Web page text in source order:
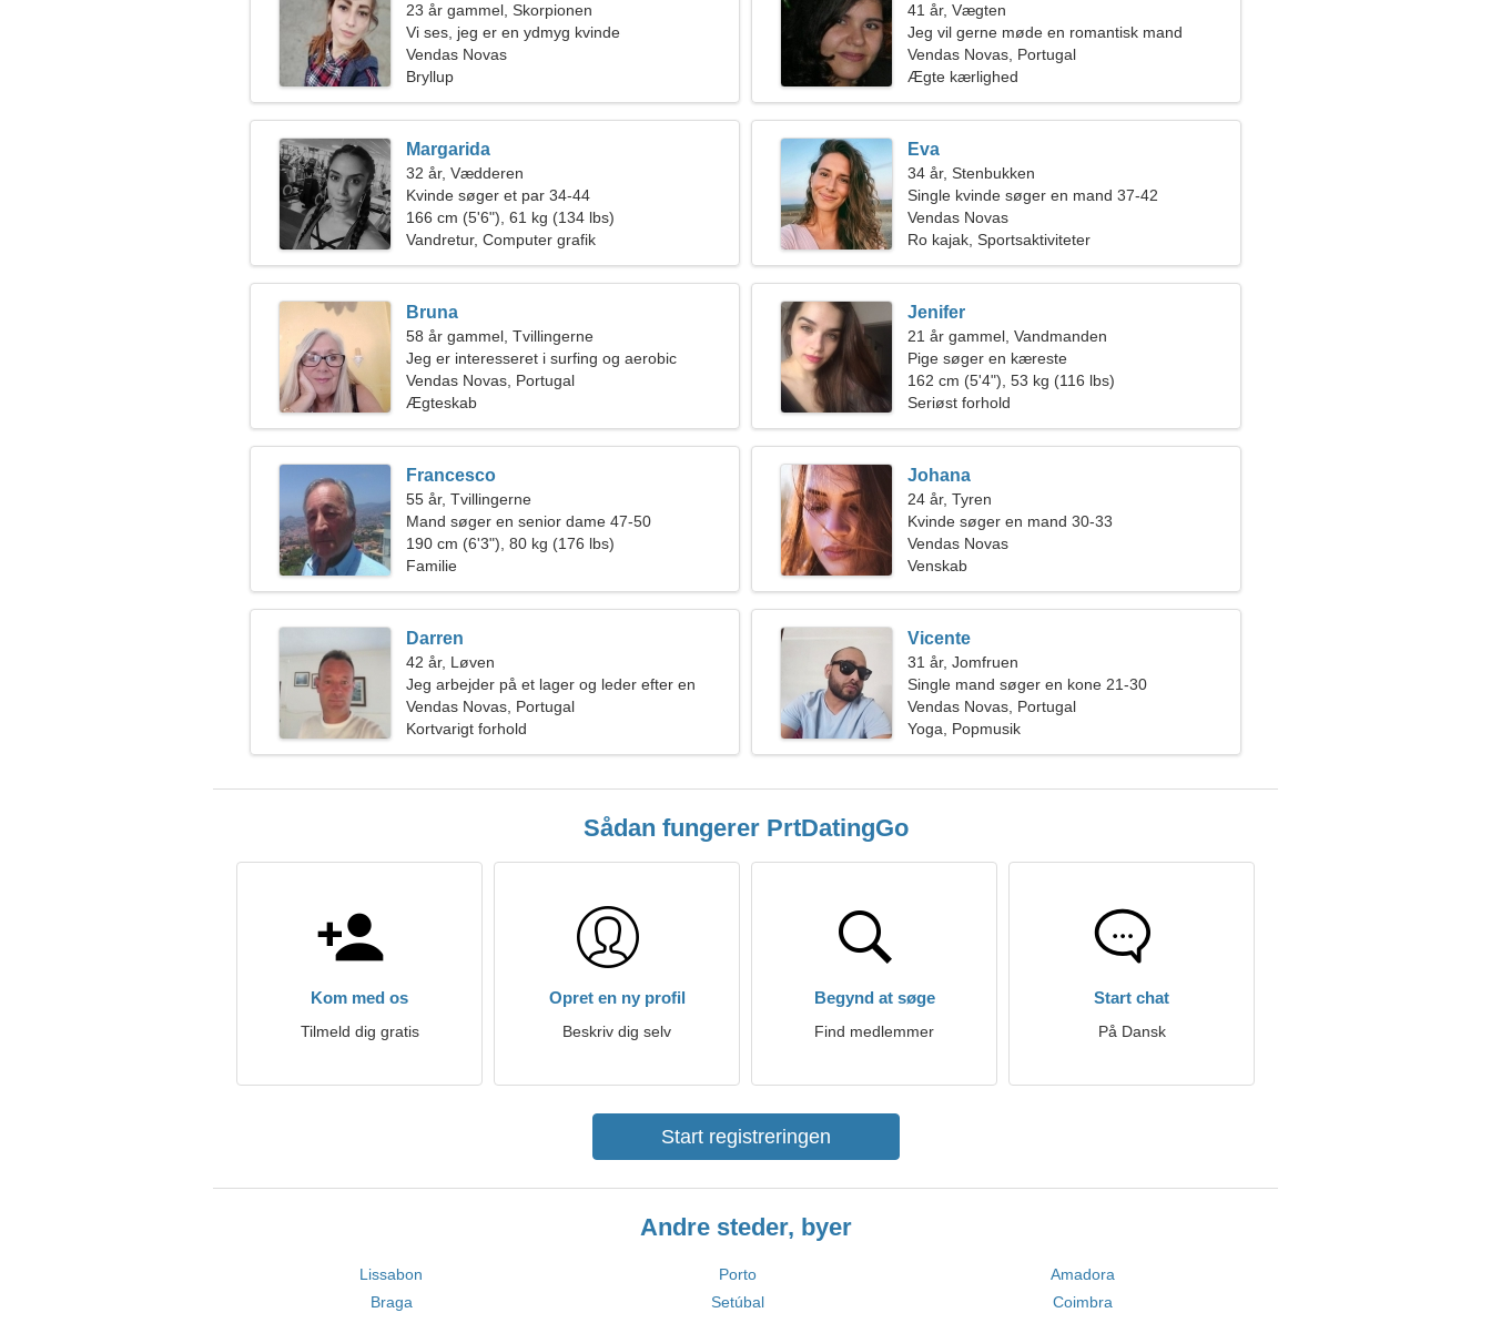
23 år gammel, Skorpionen
Vi ses, jeg er en ydmyg kvinde
Vendas Novas
Bryllup
41 år, Vægten
Jeg vil gerne møde en romantisk mand
Vendas Novas, Portugal
Ægte kærlighed
Margarida
32 år, Vædderen
Kvinde søger et par 34-44
166 cm (5'6"), 61 kg (134 lbs)
Vandretur, Computer grafik
Eva
34 år, Stenbukken
Single kvinde søger en mand 37-42
Vendas Novas
Ro kajak, Sportsaktiviteter
Bruna
58 år gammel, Tvillingerne
Jeg er interesseret i surfing og aerobic
Vendas Novas, Portugal
Ægteskab
Jenifer
21 år gammel, Vandmanden
Pige søger en kæreste
162 cm (5'4"), 53 kg (116 lbs)
Seriøst forhold
Francesco
55 år, Tvillingerne
Mand søger en senior dame 47-50
190 cm (6'3"), 80 kg (176 lbs)
Familie
Johana
24 år, Tyren
Kvinde søger en mand 30-33
Vendas Novas
Venskab
Darren
42 år, Løven
Jeg arbejder på et lager og leder efter en
smuk kvinde
Vendas Novas, Portugal
Kortvarigt forhold
Vicente
31 år, Jomfruen
Single mand søger en kone 21-30
Vendas Novas, Portugal
Yoga, Popmusik
Sådan fungerer PrtDatingGo
Kom med os
Tilmeld dig gratis
Opret en ny profil
Beskriv dig selv
Begynd at søge
Find medlemmer
Start chat
På Dansk
Start registreringen
Andre steder, byer
Lissabon Porto
Amadora
Braga
Setúbal
Coimbra